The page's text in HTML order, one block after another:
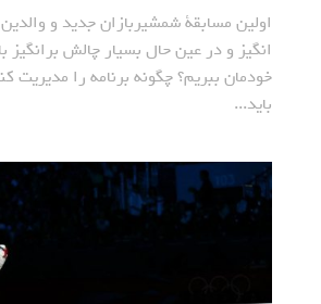
اولین مسابقة شمشیربازان جدید و والدین
انگیز و در عین حال بسیار چالش برانگیز
خودمان ببریم؟ چگونه برنامه را مدیریت
باید...